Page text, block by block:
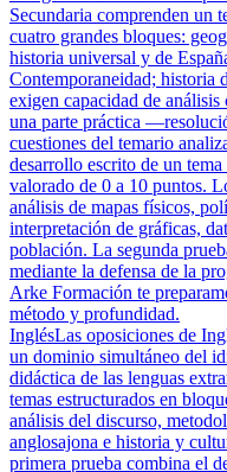
Secundaria comprenden un
cuatro grandes bloques:
historia universal y de
Contemporaneidad; historia
exigen capacidad de
una parte práctica
cuestiones del temario
desarrollo escrito de un
valorado de 0 a 10 puntos.
análisis de mapas físicos,
interpretación de gráficas,
población. La segunda
mediante la defensa de la
Arke Formación te
método y profundidad.
InglésLas oposiciones de
un dominio simultáneo del
didáctica de las lenguas
temas estructurados en
análisis del discurso,
anglosajona e historia y
primera prueba combina el